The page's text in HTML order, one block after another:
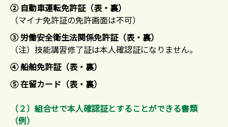
② 自動車運転免許証（表・裏）
（マイナ免許証の免許画面は不可）
③ 労働安全衛生法関係免許証（表・裏）
（注）技能講習修了証は本人確認証になりません。
④ 船舶免許証（表・裏）
⑤ 在留カード（表・裏）
（２）組合せで本人確認証とすることができる書類
（例）